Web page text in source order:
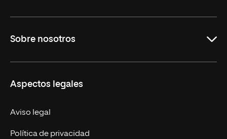
Maestrías
Sobre nosotros
Trabaja en UNIR
Actualidad
Contacto
Aspectos legales
Aviso legal
Política de privacidad